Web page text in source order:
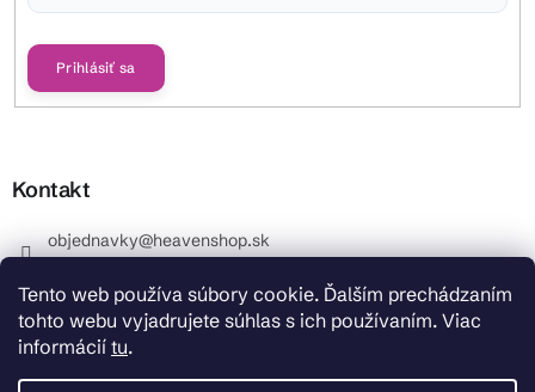
Tento web používa súbory cookie. Ďalším prechádzaním
tohto webu vyjadrujete súhlas s ich používaním. Viac
informácií tu.
Prihlásiť sa
Kontakt
objednavky@heavenshop.sk
_Info objednávky : +421 914 399 399 Pracovné dni od
8.00 hod. do 12.00 . REKLAMÁCIE : +421 914 399 399
HeavenShop.sk
HeavenShop.sk